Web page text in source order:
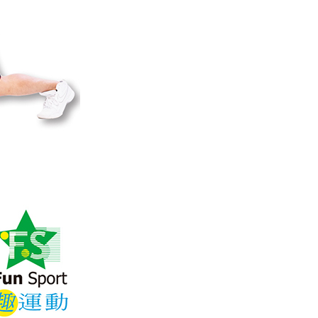
資料處理事宜，請瀏覽以下網址：
terms/#terms3
的使用者請事先徵得法定代理人或監護人之同意方可使用
後付」，若未經同意申辦者引起之損失，本公司不負相關責
先享後付」時，將依據個別帳號之用戶狀況，依本公司
予不同之上限額度；若仍有額度不足之情形，本公司將視審查
進行身份認證。
人註冊多個帳號或使用他人資訊註冊。若發現惡意使用之情
技股份有限公司將有權停止該用戶之使用額度並採取法律行
)
，滿NT$999(含以上)免運費